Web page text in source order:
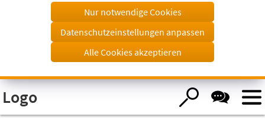
Visuelle
Assistenzsoftware
öffnen.
einem
neuen
Tab)
Nur notwendige Cookies
Datenschutzeinstellungen anpassen
Alle Cookies akzeptieren
Logo